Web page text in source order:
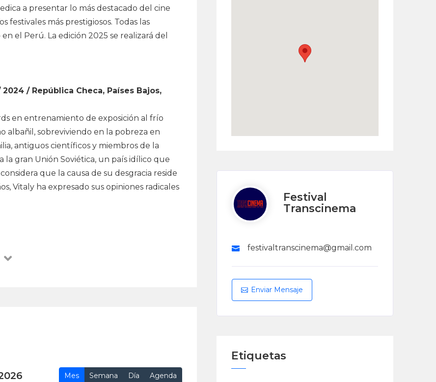
a presentar lo más destacado del cine
más prestigiosos. Todas las
el Perú. La edición 2025 se realizará del
2024 / República Checa, Países Bajos,
en entrenamiento de exposición al frío
albañil, sobreviviendo en la pobreza en
antiguos científicos y miembros de la
la gran Unión Soviética, un país idílico que
que la causa de su desgracia reside
Vitaly ha expresado sus opiniones radicales
Mes Semana Día Agenda
Festival
Transcinema
festivaltranscinema@gmail.com
Enviar Mensaje
Etiquetas